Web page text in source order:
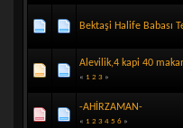
Bektaşi Halife Babası
Alevilik,4 kapi 40
« 1 2 3»
-AHİRZAMAN-
« 1 2 3 4 5 6»